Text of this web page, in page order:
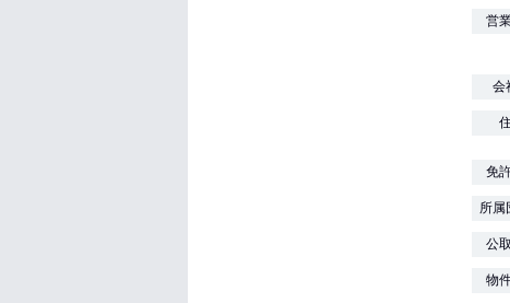
営
会
免
所属
公
物